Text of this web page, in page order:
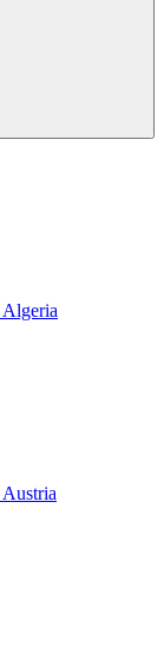
Algeria
Austria